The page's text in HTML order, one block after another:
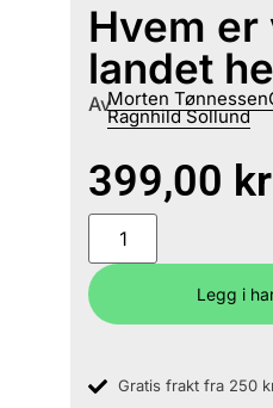
Hvem
landet
AvMorten Tønnessen
Ragnhild Sollund
399,00 kr
Legg i
Gratis frakt fra 250